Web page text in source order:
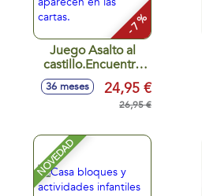
- 7 %
Juego Asalto al
castillo.Encuentra
antes que los
demas los
elementos que
cartas.
36 meses 24,95 €
26,95 €
NOVEDAD